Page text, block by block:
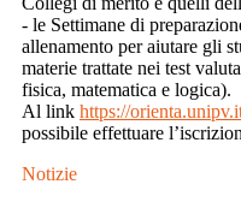
- le Settimane di
allenamento peraiutare gli
materie trattate nei test
fisica, matematica e logica).
Al link https://
possibile effettuare
Notizie